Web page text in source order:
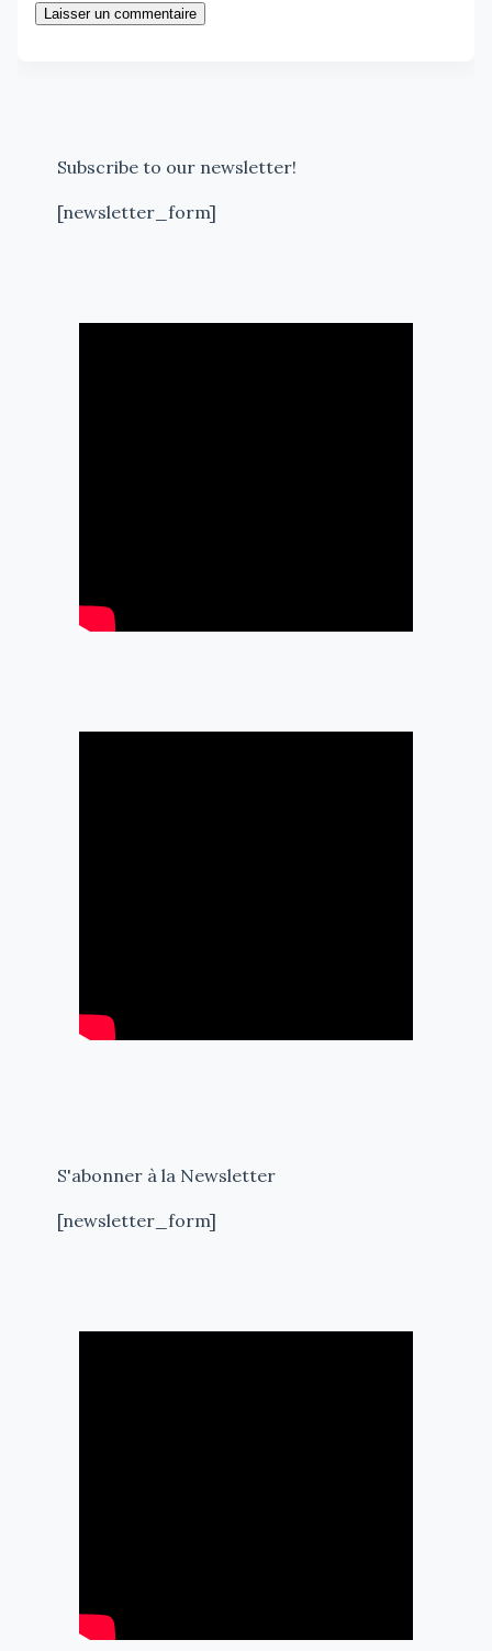
Laisser un commentaire
Subscribe to our newsletter!
[newsletter_form]
S'abonner à la Newsletter
[newsletter_form]